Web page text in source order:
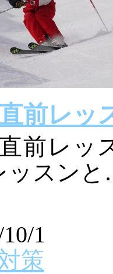
前レ
前レ
ッスン
1
策